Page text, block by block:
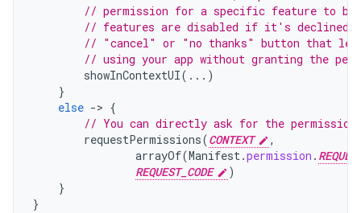
// permission for a specific feature to
// features are disabled if it's
// "cancel" or "no thanks" button that
// using your app without granting the
showInContextUI(...)
}
else -> {
// You can directly ask for the
requestPermissions(CONTEXT
,
arrayOf(Manifest.permission .
REQUEST_CODE
)
}
}